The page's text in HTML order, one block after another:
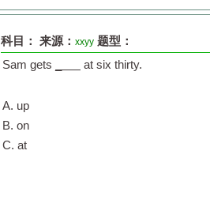
科目： 来源： xxyy 题型：
Sam gets
at six thirty.
A. up
B. on
C. at